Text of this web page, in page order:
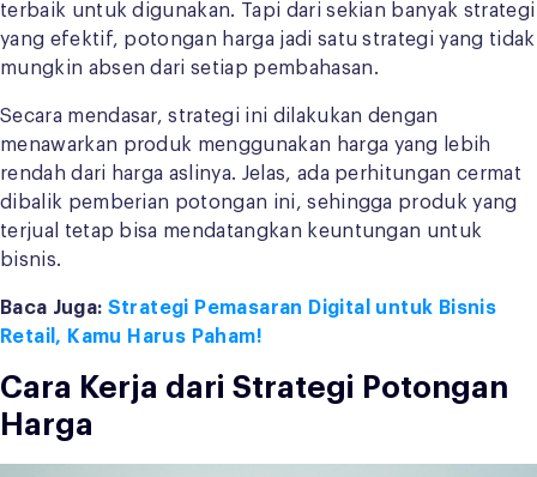
terbaik untuk digunakan. Tapi dari sekian banyak strategi
yang efektif, potongan harga jadi satu strategi yang tidak
mungkin absen dari setiap pembahasan.
Secara mendasar, strategi ini dilakukan dengan
menawarkan produk menggunakan harga yang lebih
rendah dari harga aslinya. Jelas, ada perhitungan cermat
dibalik pemberian potongan ini, sehingga produk yang
terjual tetap bisa mendatangkan keuntungan untuk
bisnis.
Baca Juga: Strategi Pemasaran Digital untuk Bisnis
Retail, Kamu Harus Paham!
Cara Kerja dari Strategi Potongan
Harga